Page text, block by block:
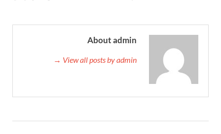
About admin
View all posts by admin →